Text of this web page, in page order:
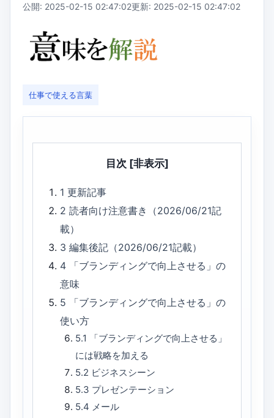
公開: 2025-02-15 02:47:02更新: 2025-02-15 02:47:02
仕事で使える言葉
目次 [非表示]
1更新記事
2読者向け注意書き（2026/06/21記
載）
3編集後記（2026/06/21記載）
4
「ブランディングで向上させる」の
意味
5
「ブランディングで向上させる」の
使い方
5.1
「ブランディングで向上させる」
には戦略を加える
5.2 ビジネスシーン
5.3 プレゼンテーション
5.4 メール